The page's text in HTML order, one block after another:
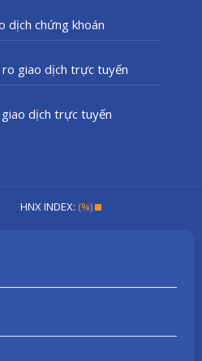
dịch chứng khoán
giao dịch trực tuyến
dịch trực tuyến
HNX INDEX: (%)